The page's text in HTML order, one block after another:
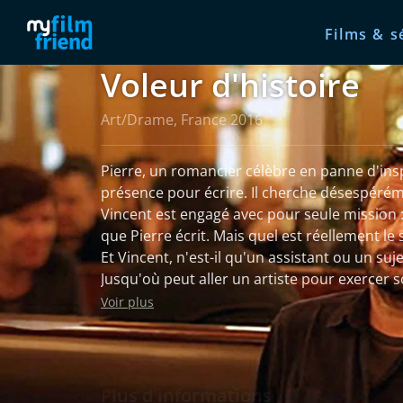
Films &
Voleur d'histoire
Art/Drame, France 2016
Pierre, un romancier célèbre en panne
présence pour écrire. Il cherche
Vincent est engagé avec pour seule
que Pierre écrit. Mais quel est réellement le
Et Vincent, n'est-il qu'un assistant ou un
Jusqu'où peut aller un artiste pour exercer
ira dans la vie de Vincent pour réussir à finir
Voir plus
Plus d'informations